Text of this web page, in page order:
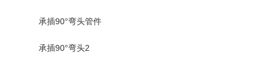
承插90°弯头管件
承插90°弯头2